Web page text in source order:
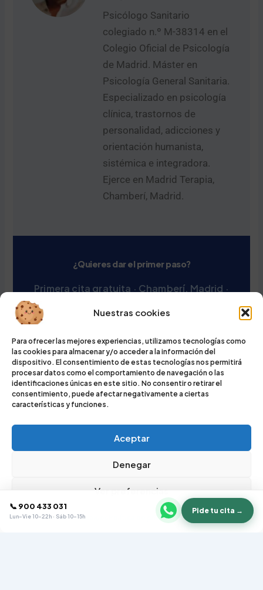
Nuestras cookies
Para ofrecer las mejores experiencias, utilizamos tecnologías como
las cookies para almacenar y/o acceder a la información del
dispositivo. El consentimiento de estas tecnologías nos permitirá
procesar datos como el comportamiento de navegación o las
identificaciones únicas en este sitio. No consentir o retirar el
consentimiento, puede afectar negativamente a ciertas
características y funciones.
Aceptar
Denegar
Ver preferencias
Política de cookies Política de privacidadAviso legal
38 reseñas
Psicólogo Sanitario
colegiado n.º M-38314 en el
Colegio Oficial de Psicología
de Madrid. Máster en
Psicología General Sanitaria.
Especializado en psicología
clínica, trastornos de
personalidad, adicciones y
orientación humanista,
sistémica e integradora.
Ejerce en Madrid Terapia,
Chamberí, Madrid.
¿Quieres dar el primer paso?
Primera cita gratuita · Chamberí, Madrid ·
Pedir cita gratuita
Todos los derechos © 2026 madridterapia.com | Funciona
📞 900 433 031
Lun–Vie 10–22h · Sáb 10–15h
Pide tu cita →